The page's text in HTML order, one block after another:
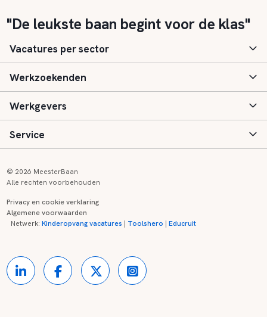
"De leukste baan begint voor de klas"
Vacatures per sector
Basisonderwijs
Speciaal (basis) onderwijs
Voortgezet onderwijs
Kinderopvang
Werkzoekenden
Aanmelden
Vacatures
Zij-instroom informatie
Onderwijsregio's
Werkgevers
Inloggen
Registreren
Contact
Service
Onderwijs links
Partners
© 2026 MeesterBaan
Alle rechten voorbehouden
Privacy en cookie verklaring
Algemene voorwaarden
Netwerk:Kinderopvang vacatures | Toolshero |Educruit